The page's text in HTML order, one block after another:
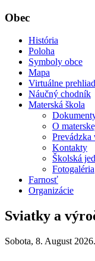
Obec
História
Poloha
Symboly obce
Mapa
Virtuálne
Náučný chodník
Materská škola
O
Prevádzka
Kontakty
Školská
Fotogaléria
Farnosť
Organizácie
Sviatky a
Sobota, 8. August 2026.